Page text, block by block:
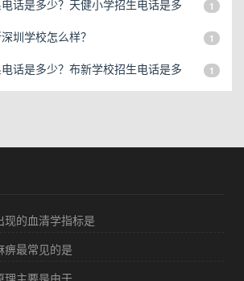
话是多少？天健小学招生电话是多
1
圳学校怎么样？ 1
话是多少？布新学校招生电话是多
1
现的血清学指标是
痹最常见的是